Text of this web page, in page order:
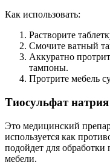
Как использовать:
Растворите
Смочите ватный
Аккуратно
тампоны.
Протрите мебель
Тиосульфат натрия
Это медицинский
используется как
подойдет для
мебели.